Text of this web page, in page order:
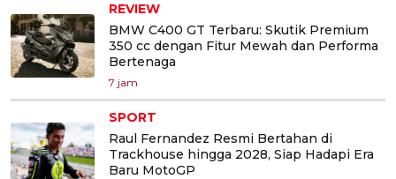
REVIEW
BMW C400 GT Terbaru: Skutik Premium
350 cc dengan Fitur Mewah dan Performa
Bertenaga
7 jam
SPORT
Raul Fernandez Resmi Bertahan di
Trackhouse hingga 2028, Siap Hadapi Era
Baru MotoGP